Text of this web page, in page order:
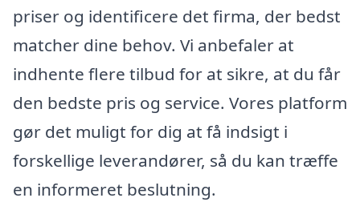
priser og identificere det firma, der bedst
matcher dine behov. Vi anbefaler at
indhente flere tilbud for at sikre, at du får
den bedste pris og service. Vores platform
gør det muligt for dig at få indsigt i
forskellige leverandører, så du kan træffe
en informeret beslutning.